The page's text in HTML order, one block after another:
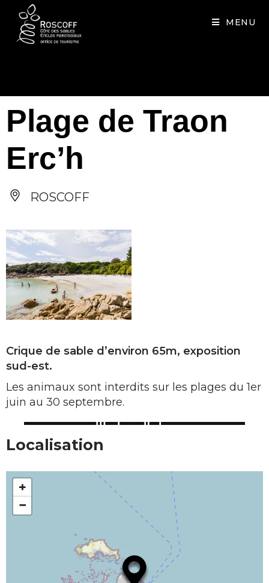
MENU
Plage de Traon
Erc’h
ROSCOFF
Crique de sable d’environ 65m, exposition
sud-est.
Les animaux sont interdits sur les plages du 1er
juin au 30 septembre.
Localisation
+
−
Cookies management panel